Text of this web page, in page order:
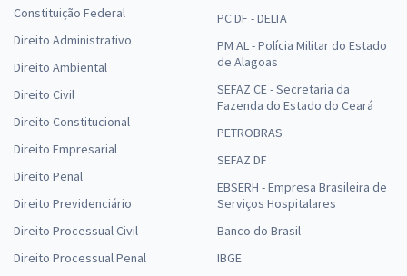
Constituição Federal
Direito Administrativo
Direito Ambiental
Direito Civil
Direito Constitucional
Direito Empresarial
Direito Penal
Direito Previdenciário
Direito Processual Civil
Direito Processual Penal
PC DF - DELTA
PM AL - Polícia Militar do Estado
de Alagoas
SEFAZ CE - Secretaria da
Fazenda do Estado do Ceará
PETROBRAS
SEFAZ DF
EBSERH - Empresa Brasileira de
Serviços Hospitalares
Banco do Brasil
IBGE